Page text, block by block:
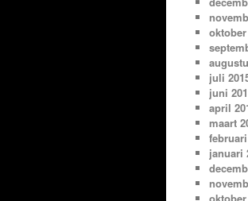
oktober
juli
juni
april
maart
januari